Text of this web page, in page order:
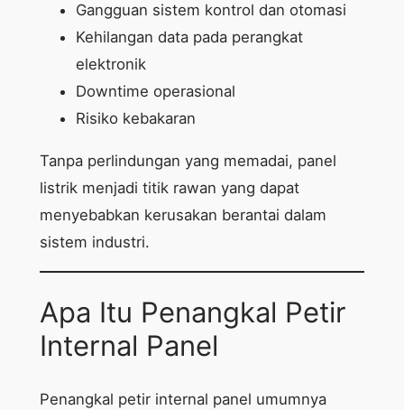
Gangguan sistem kontrol dan otomasi
Kehilangan data pada perangkat
elektronik
Downtime operasional
Risiko kebakaran
Tanpa perlindungan yang memadai, panel
listrik menjadi titik rawan yang dapat
menyebabkan kerusakan berantai dalam
sistem industri.
Apa Itu Penangkal Petir
Internal Panel
Penangkal petir internal panel umumnya